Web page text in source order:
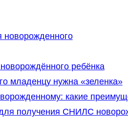
ребёнка
младенцу нужна «зеленка»
какие
получения СНИЛС